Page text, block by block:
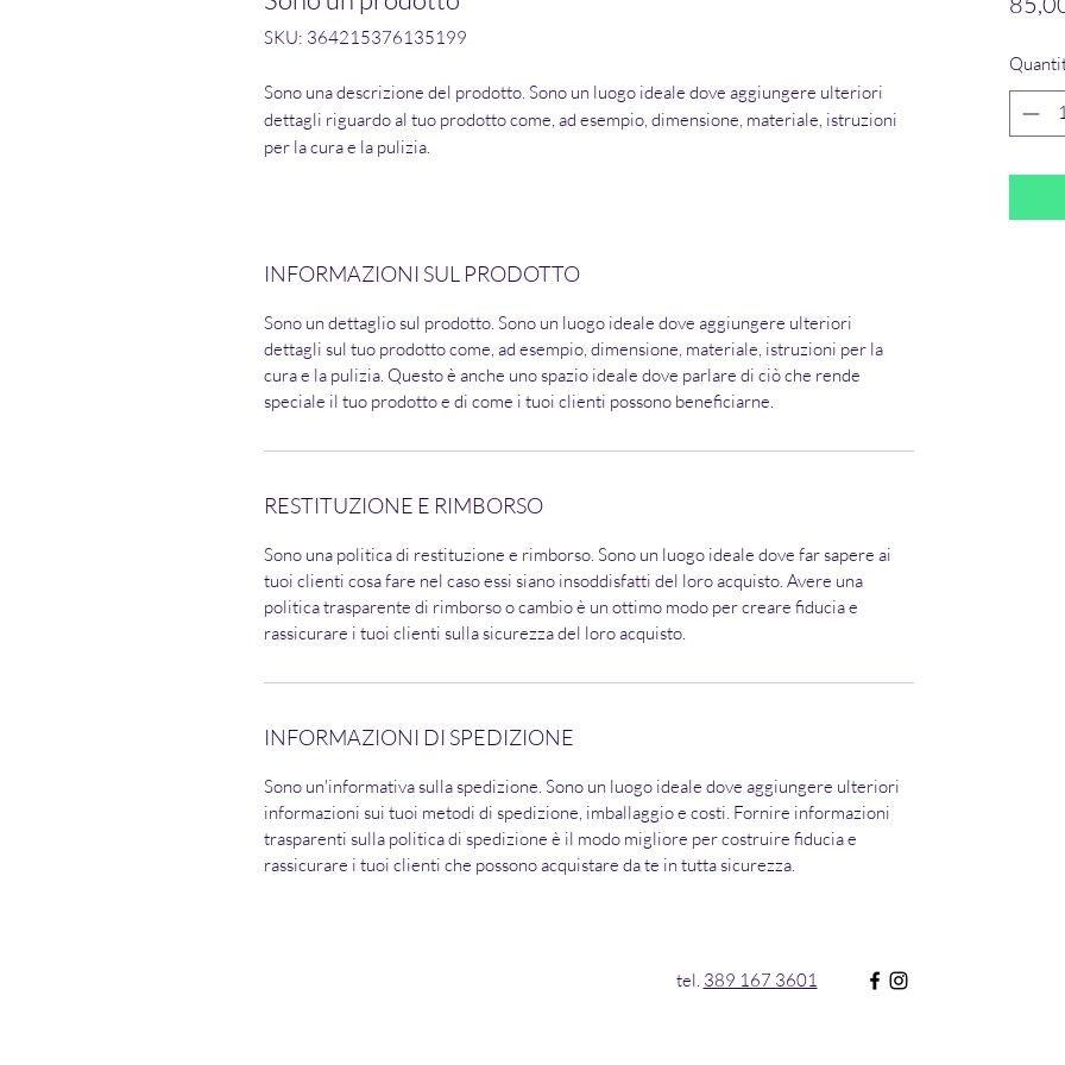
SKU: 364215376135199
Sono una descrizione del prodotto. Sono un luogo ideale dove aggiungere ulteriori
dettagli riguardo al tuo prodotto come, ad esempio, dimensione, materiale, istruzioni
per la cura e la pulizia.
INFORMAZIONI SUL PRODOTTO
Sono un dettaglio sul prodotto. Sono un luogo ideale dove aggiungere ulteriori
dettagli sul tuo prodotto come, ad esempio, dimensione, materiale, istruzioni per la
cura e la pulizia. Questo è anche uno spazio ideale dove parlare di ciò che rende
speciale il tuo prodotto e di come i tuoi clienti possono beneficiarne.
RESTITUZIONE E RIMBORSO
Sono una politica di restituzione e rimborso. Sono un luogo ideale dove far sapere ai
tuoi clienti cosa fare nel caso essi siano insoddisfatti del loro acquisto. Avere una
politica trasparente di rimborso o cambio è un ottimo modo per creare fiducia e
rassicurare i tuoi clienti sulla sicurezza del loro acquisto.
INFORMAZIONI DI SPEDIZIONE
Sono un'informativa sulla spedizione. Sono un luogo ideale dove aggiungere ulteriori
informazioni sui tuoi metodi di spedizione, imballaggio e costi. Fornire informazioni
trasparenti sulla politica di spedizione è il modo migliore per costruire fiducia e
rassicurare i tuoi clienti che possono acquistare da te in tutta sicurezza.
tel. 389 167 3601